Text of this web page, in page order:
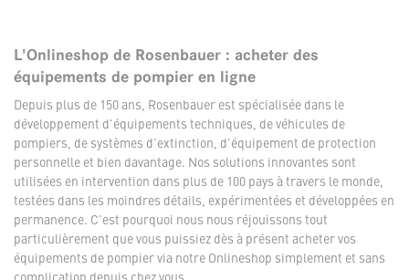
L'Onlineshop de Rosenbauer : acheter des
équipements de pompier en ligne
Depuis plus de 150 ans, Rosenbauer est spécialisée dans le
développement d'équipements techniques, de véhicules de
pompiers, de systèmes d'extinction, d'équipement de protection
personnelle et bien davantage. Nos solutions innovantes sont
utilisées en intervention dans plus de 100 pays à travers le monde,
testées dans les moindres détails, expérimentées et développées en
permanence. C'est pourquoi nous nous réjouissons tout
particulièrement que vous puissiez dès à présent acheter vos
équipements de pompier via notre Onlineshop simplement et sans
complication depuis chez vous.